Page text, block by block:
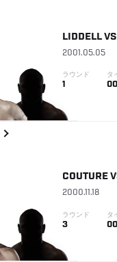
LIDDELL VS
2001.05.05
ラウンド
1
タ
COUTURE
2000.11.18
ラウンド
3
タ